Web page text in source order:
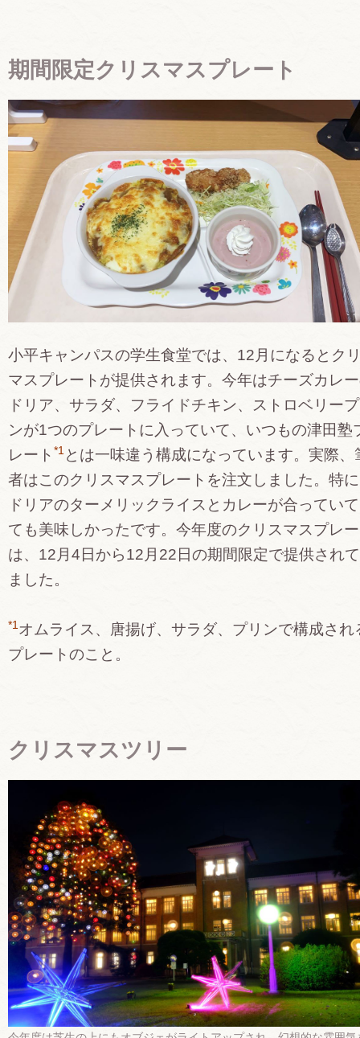
期間限定クリスマスプレート
小平キャンパスの学生食堂では、12月になるとク
マスプレートが提供されます。今年はチーズカレ
ドリア、サラダ、フライドチキン、ストロベリー
ンが1つのプレートに入っていて、いつもの津田塾
レート *1 とは一味違う構成になっています。実際、
者はこのクリスマスプレートを注文しました。特
ドリアのターメリックライスとカレーが合ってい
ても美味しかったです。今年度のクリスマスプレ
は、12月4日から12月22日の期間限定で提供され
ました。
*1 オムライス、唐揚げ、サラダ、プリンで構成され
プレートのこと。
クリスマスツリー